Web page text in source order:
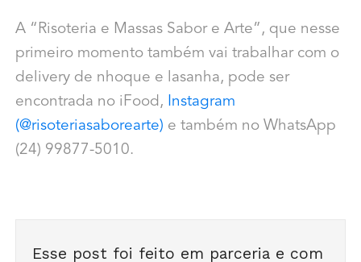
A “Risoteria e Massas Sabor e Arte”, que nesse
primeiro momento também vai trabalhar com o
delivery de nhoque e lasanha, pode ser
encontrada no iFood, Instagram
(@risoteriasaborearte) e também no WhatsApp
(24) 99877-5010.
Esse post foi feito em parceria e com